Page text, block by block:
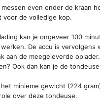
even onder de kraan
voor de volledige kop.
kan je ongeveer 100
De accu is vervolgens
aan de meegeleverde
Ook dan kan je de
minieme gewicht (224
over deze tondeuse.